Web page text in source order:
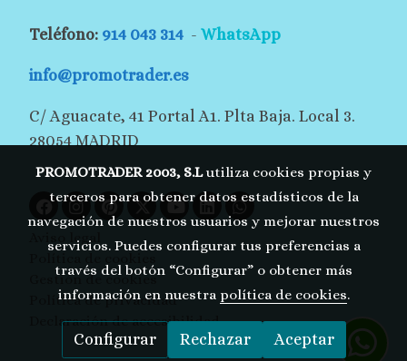
Teléfono: 914 043 314 - WhatsApp
info@promotrader.es
C/ Aguacate, 41 Portal A1. Plta Baja. Local 3.
28054 MADRID
Aviso legal
Gestión de cookies
Política de privacidad
Declaración de accesibilidad
PROMOTRADER 2003, S.Lutiliza cookies propias y
terceros para obtener datos estadísticos de la
navegación de nuestros usuarios y mejorar nuestros
servicios. Puedes configurar tus preferencias a
través del botón “Configurar” o obtener más
información en nuestra política de cookies.
Configurar Rechazar Aceptar